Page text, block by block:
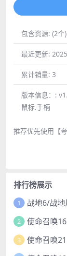
包含资源: (2个)
最近更新:
累计销量: 3
版本信息：:
鼠标.手柄
推荐优先使用【
排行榜展示
1 战地6/战
2 使命召唤
3 使命召唤